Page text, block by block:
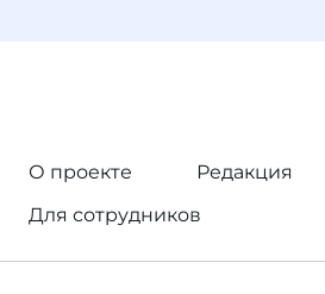
О проекте
Редакция
Для сотрудников